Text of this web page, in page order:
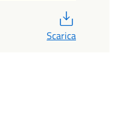
Scarica